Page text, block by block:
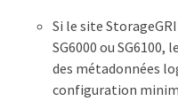
Si le site
SG6000 ou
des métadonnées
configuration